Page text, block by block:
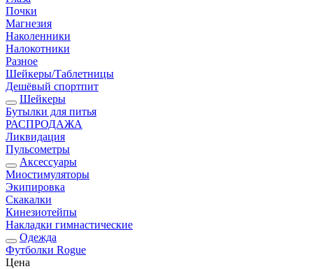
Почки
Магнезия
Наколенники
Налокотники
Разное
Шейкеры/Таблетницы
Дешёвый спортпит
Шейкеры
Бутылки для питья
РАСПРОДАЖА
Ликвидация
Пульсометры
Аксессуары
Миостимуляторы
Экипировка
Скакалки
Кинезиотейпы
Накладки гимнастические
Одежда
Футболки Rogue
Цена